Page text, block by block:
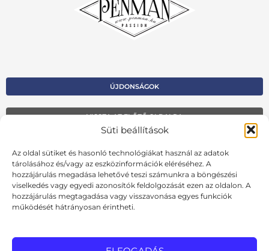
Süti beállítások
Az oldal sütiket és hasonló technológiákat használ az adatok
tárolásához és/vagy az eszközinformációk eléréséhez. A
hozzájárulás megadása lehetővé teszi számunkra a böngészési
viselkedés vagy egyedi azonosítók feldolgozását ezen az oldalon. A
hozzájárulás megtagadása vagy visszavonása egyes funkciók
működését hátrányosan érintheti.
ÚJDONSÁGOK
VISSZA AZ ELŐZŐ OLDALRA
Kosár
Fiók
Adatvédelmi szabályzat
Cookie szabályzat